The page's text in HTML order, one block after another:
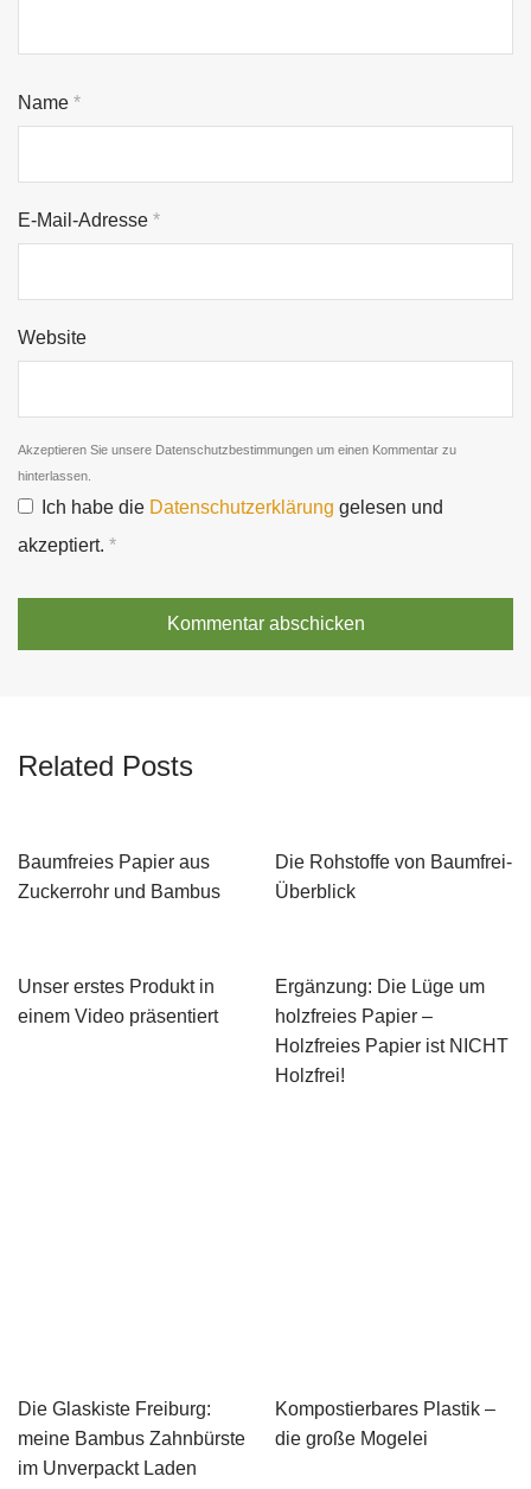
Name *
E-Mail-Adresse *
Website
Akzeptieren Sie unsere Datenschutzbestimmungen um einen Kommentar zu
hinterlassen.
Ich habe die Datenschutzerklärung gelesen und
akzeptiert. *
Related Posts
Baumfreies Papier aus
Zuckerrohr und Bambus
Die Rohstoffe von Baumfrei-
Überblick
Unser erstes Produkt in
einem Video präsentiert
Ergänzung: Die Lüge um
holzfreies Papier –
Holzfreies Papier ist NICHT
Holzfrei!
Die Glaskiste Freiburg:
meine Bambus Zahnbürste
im Unverpackt Laden
Kompostierbares Plastik –
die große Mogelei